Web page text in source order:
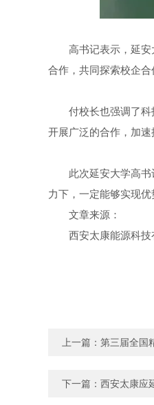
高书记表示，延
合作，共同探索校企
付校长也强调了
开展广泛的合作，加
此次延安大学高
力下，一定能够实现
文章来源：
西安太康能源科技
上一篇： 第三届全国
下一篇： 西安太康应